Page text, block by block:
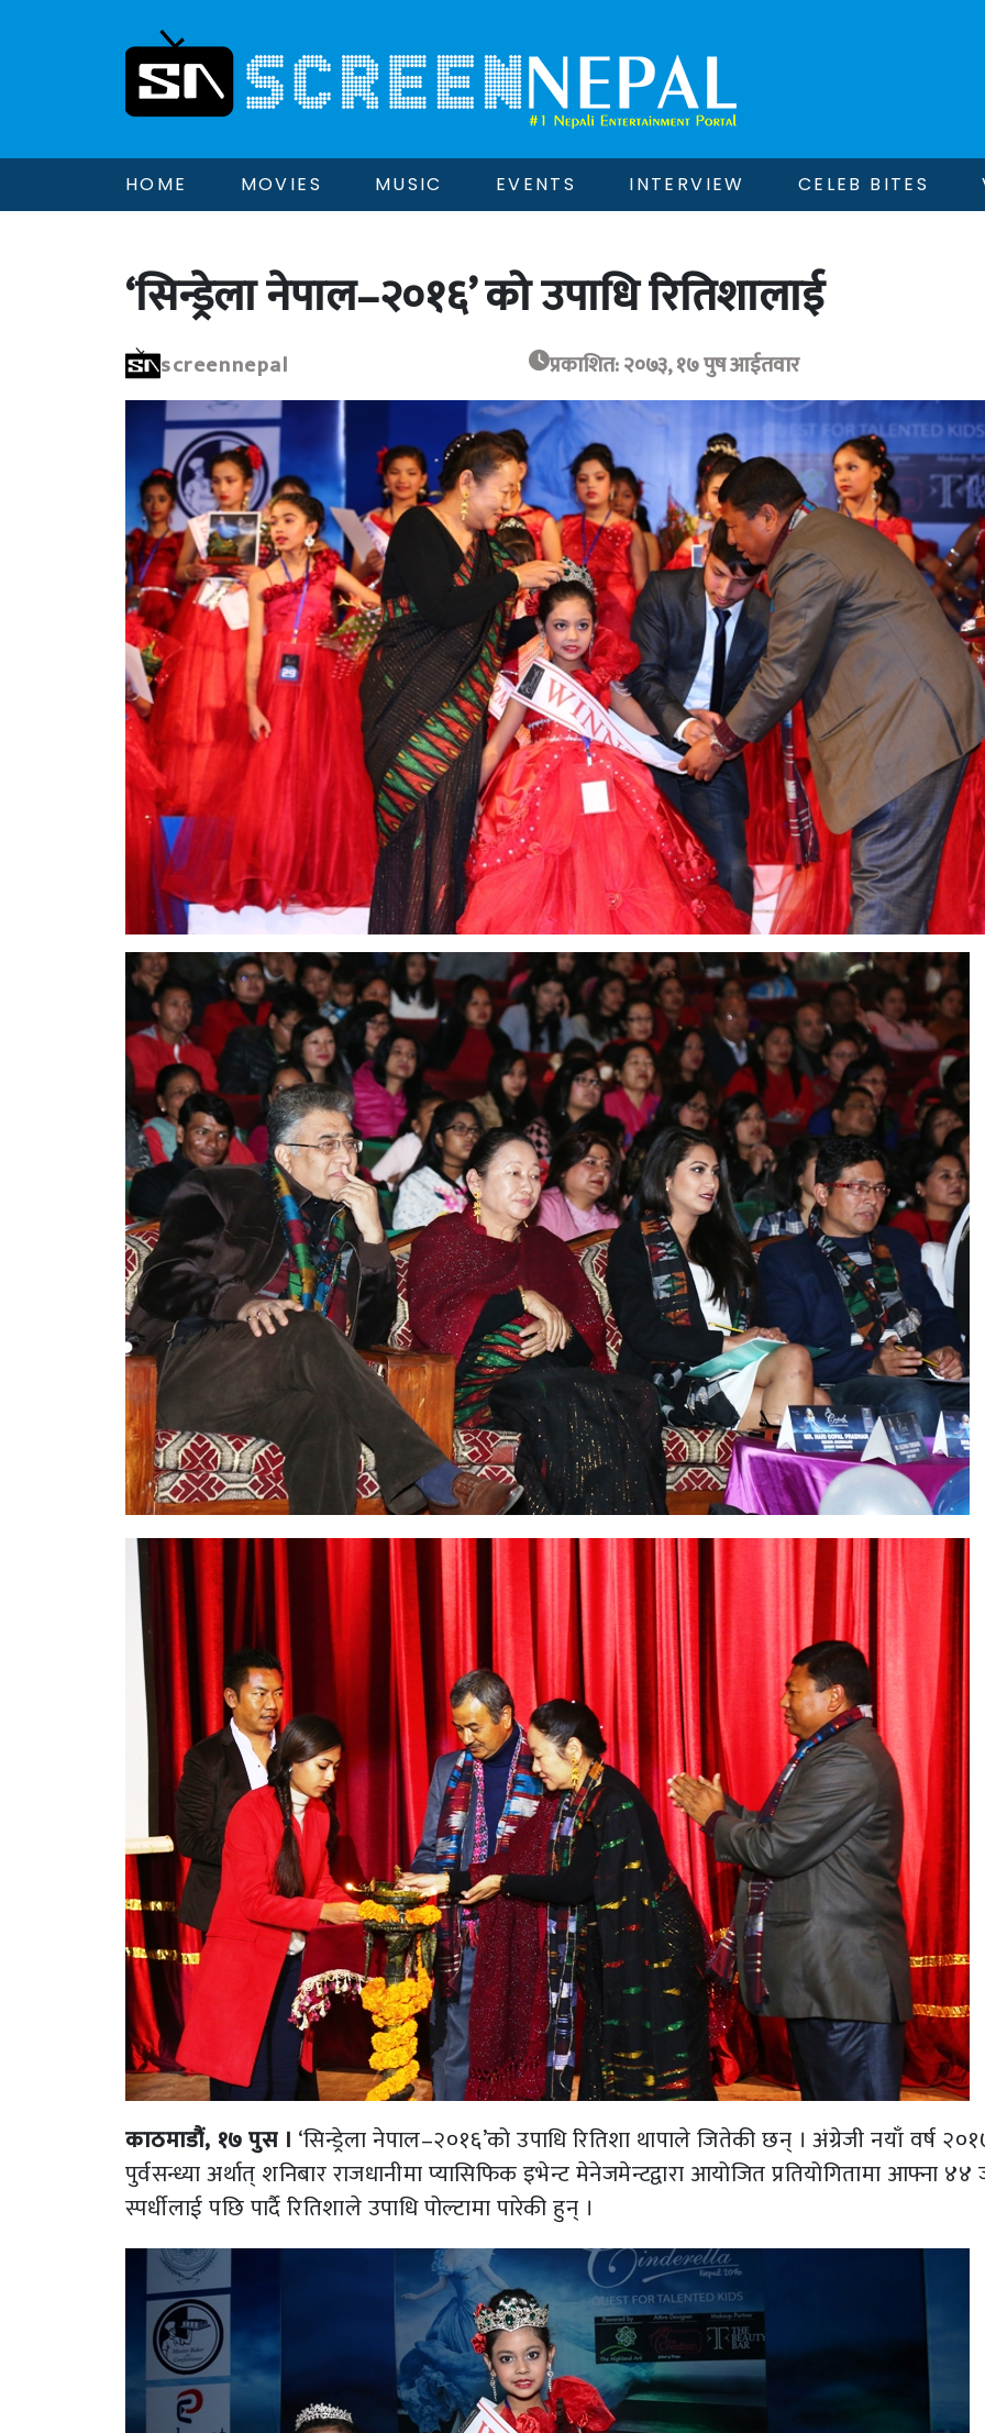
HOME MOVIES MUSIC EVENTS INTERVIEW CELEB BITES
‘सिन्ड्रेला नेपाल–२०१६’ को उपाधि रितिशालाई
screennepal प्रकाशित: २०७३, १७ पुष आईतवार
काठमाडौं, १७ पुस । ‘सिन्ड्रेला नेपाल–२०१६’को उपाधि रितिशा थापाले जितेकी छन् । अंग्रेजी नयाँ वर्ष
पुर्वसन्ध्या अर्थात् शनिबार राजधानीमा प्यासिफिक इभेन्ट मेनेजमेन्टद्वारा आयोजित प्रतियोगितामा आफ्ना ४४
स्पर्धीलाई पछि पार्दै रितिशाले उपाधि पोल्टामा पारेकी हुन् ।